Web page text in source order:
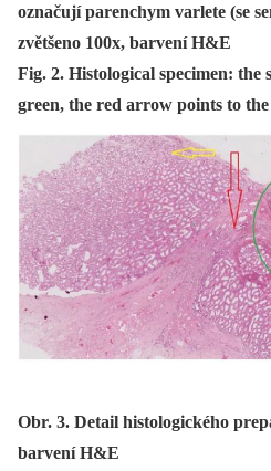
označují parenchym varlete (se
zvětšeno 100x, barvení H&E
Fig. 2. Histological specimen: the
green, the red arrow points to the
Obr. 3. Detail histologického
barvení H&E